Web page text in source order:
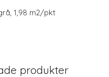
1,98 m2/pkt
produkter